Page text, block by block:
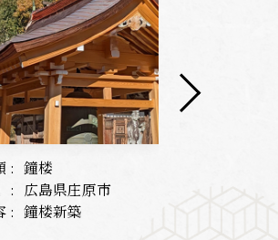
: 鐘楼
: 広島県庄原市
: 鐘楼新築